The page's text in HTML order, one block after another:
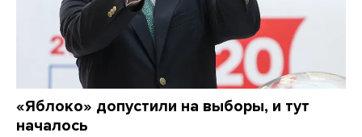
«Яблоко» допустили на выборы, и тут
началось